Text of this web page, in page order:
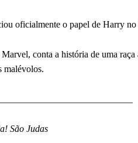
oficialmente o papel de Harry
conta a história de uma
malévolos.
São Judas